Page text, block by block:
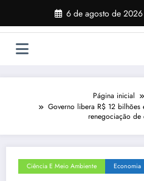
o
6 de agosto de 2026
Página inicial
Governo libera R$ 12
renegociação de
Ciência E Meio Ambiente Economia